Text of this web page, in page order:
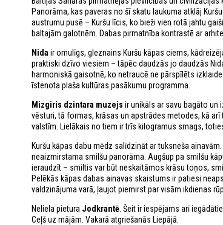
Panorāma, kas paveras no šī skatu laukuma atklāj
austrumu pusē – Kuršu līcis, ko bieži vien rotā jahtu
baltajām galotnēm. Dabas pirmatnība kontrastē ar
Nida ir omulīgs, gleznains Kuršu kāpas ciems,
praktiski dzīvo viesiem – tāpēc daudzās jo daudzās
harmoniskā gaisotnē, ko netraucē ne pārspīlēts
īstenota plaša kultūras pasākumu programma.
Mizgiris dzintara muzejs ir unikāls ar savu bagāto un
vēsturi, tā formas, krāsas un apstrādes metodes, kā
valstīm. Lielākais no tiem ir trīs kilogramus smags,
Kuršu kāpas dabu mēdz salīdzināt ar tuksneša
neaizmirstama smilšu panorāma. Augšup pa smilšu
ieraudzīt – smiltis var būt neskaitāmos krāsu toņos,
Pelēkās kāpas dabas ainavas skaistums ir patiesi
valdzinājuma varā, ļaujot piemirst par visām ikdienas
Neliela pietura Jodkrantē . Šeit ir iespējams arī
Ceļš uz mājām. Vakarā atgriešanās Liepājā.